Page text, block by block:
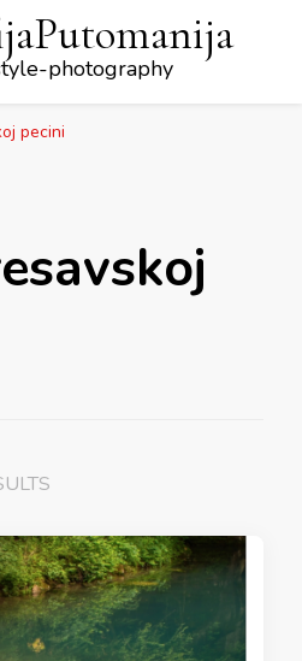
photography
pecini